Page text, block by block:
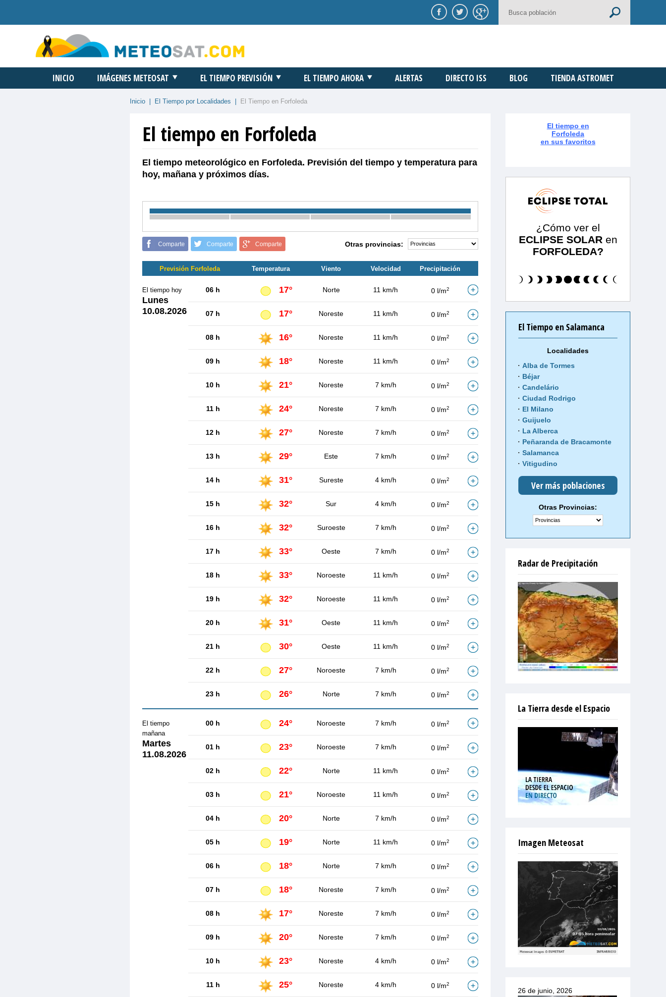
INICIO IMÁGENES METEOSAT EL TIEMPO PREVISIÓN EL TIEMPO AHORA ALERTAS DIRECTO ISS BLOG TIENDA ASTROMET
Inicio El Tiempo por Localidades El Tiempo en Forfoleda
El tiempo en Forfoleda
El tiempo meteorológico en Forfoleda. Previsión del tiempo y temperatura para
hoy, mañana y próximos días.
Comparte Comparte Comparte Otras provincias:
Previsión Forfoleda Temperatura Viento Velocidad Precipitación
El tiempo hoy
Lunes
10.08.2026
06 h 17° Norte 11 km/h 0 l/m2
07 h 17° Noreste 11 km/h 0 l/m2
08 h 16° Noreste 11 km/h 0 l/m2
09 h 18° Noreste 11 km/h 0 l/m2
10 h 21° Noreste 7 km/h 0 l/m2
11 h 24° Noreste 7 km/h 0 l/m2
12 h 27° Noreste 7 km/h 0 l/m2
13 h 29° Este 7 km/h 0 l/m2
14 h 31° Sureste 4 km/h 0 l/m2
15 h 32° Sur 4 km/h 0 l/m2
16 h 32° Suroeste 7 km/h 0 l/m2
17 h 33° Oeste 7 km/h 0 l/m2
18 h 33° Noroeste 11 km/h 0 l/m2
19 h 32° Noroeste 11 km/h 0 l/m2
20 h 31° Oeste 11 km/h 0 l/m2
21 h 30° Oeste 11 km/h 0 l/m2
22 h 27° Noroeste 7 km/h 0 l/m2
23 h 26° Norte 7 km/h 0 l/m2
El tiempo
mañana
Martes
11.08.2026
00 h 24° Noroeste 7 km/h 0 l/m2
01 h 23° Noroeste 7 km/h 0 l/m2
02 h 22° Norte 11 km/h 0 l/m2
03 h 21° Noroeste 11 km/h 0 l/m2
04 h 20° Norte 7 km/h 0 l/m2
05 h 19° Norte 11 km/h 0 l/m2
06 h 18° Norte 7 km/h 0 l/m2
07 h 18° Noreste 7 km/h 0 l/m2
08 h 17° Noreste 7 km/h 0 l/m2
09 h 20° Noreste 7 km/h 0 l/m2
10 h 23° Noreste 4 km/h 0 l/m2
11 h 25° Noreste 4 km/h 0 l/m2
El tiempo en
Forfoleda
en sus favoritos
¿Cómo ver el
ECLIPSE SOLAR en
FORFOLEDA?
El Tiempo en Salamanca
Localidades
Alba de Tormes
Béjar
Candelário
Ciudad Rodrigo
El Milano
Guijuelo
La Alberca
Peñaranda de Bracamonte
Salamanca
Vitigudino
Ver más poblaciones
Otras Provincias:
Radar de Precipitación
La Tierra desde el Espacio
Imagen Meteosat
26 de junio, 2026